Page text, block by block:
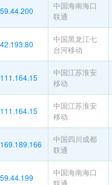
中国海南海口
联通
中国黑龙江七
台河移动
中国江苏淮安
移动
中国江苏淮安
移动
中国四川成都
联通
中国海南海口
联通